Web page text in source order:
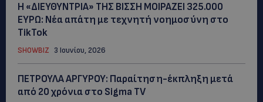
Η «ΔΙΕΥΘΥΝΤΡΙΑ» ΤΗΣ ΒΙΣΣΗ ΜΟΙΡΑΖΕΙ 325.000
ΕΥΡΩ: Νέα απάτη με τεχνητή νοημοσύνη στο
TikTok
SHOWBIZ 3 Ιουνίου, 2026
ΠΕΤΡΟΥΛΑ ΑΡΓΥΡΟΥ: Παραίτηση-έκπληξη μετά
από 20 χρόνια στο Sigma TV